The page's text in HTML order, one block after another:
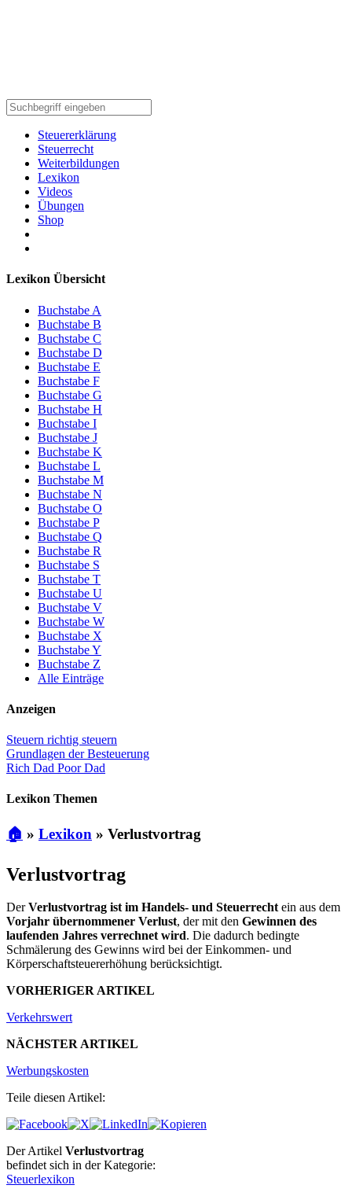
Steuererklärung
Steuerrecht
Weiterbildungen
Lexikon
Videos
Übungen
Shop
Lexikon Übersicht
Buchstabe A
Buchstabe B
Buchstabe C
Buchstabe D
Buchstabe E
Buchstabe F
Buchstabe G
Buchstabe H
Buchstabe I
Buchstabe J
Buchstabe K
Buchstabe L
Buchstabe M
Buchstabe N
Buchstabe O
Buchstabe P
Buchstabe Q
Buchstabe R
Buchstabe S
Buchstabe T
Buchstabe U
Buchstabe V
Buchstabe W
Buchstabe X
Buchstabe Y
Buchstabe Z
Alle Einträge
Anzeigen
Steuern richtig steuern
Grundlagen der Besteuerung
Rich Dad Poor Dad
Lexikon Themen
🏠 » Lexikon » Verlustvortrag
Verlustvortrag
DerVerlustvortrag ist im Handels- und Steuerrechtein aus dem
Vorjahr übernommener Verlust, der mit den Gewinnen des
laufenden Jahres verrechnet wird. Die dadurch bedingte
Schmälerung des Gewinns wird bei der Einkommen- und
Körperschaftsteuererhöhung berücksichtigt.
VORHERIGER ARTIKEL
Verkehrswert
NÄCHSTER ARTIKEL
Werbungskosten
Teile diesen Artikel:
Der Artikel Verlustvortrag
befindet sich in der Kategorie:
Steuerlexikon